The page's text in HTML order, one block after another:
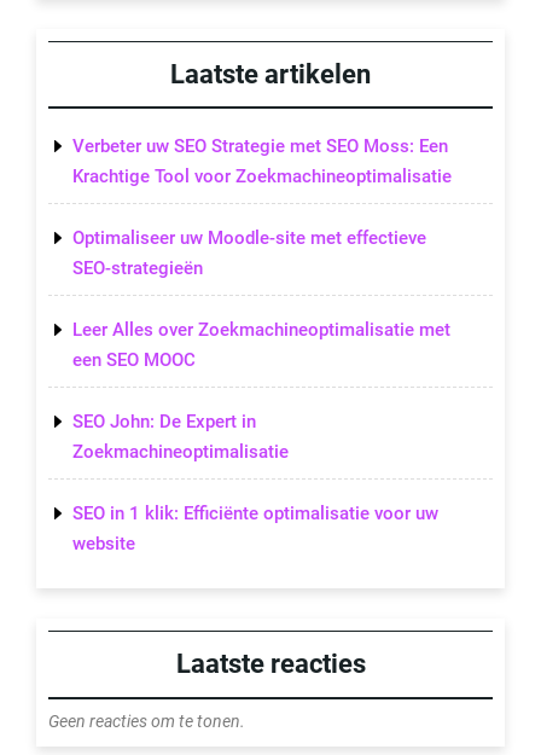
Laatste artikelen
Verbeter uw SEO Strategie met SEO Moss: Een
Krachtige Tool voor Zoekmachineoptimalisatie
Optimaliseer uw Moodle-site met effectieve
SEO-strategieën
Leer Alles over Zoekmachineoptimalisatie met
een SEO MOOC
SEO John: De Expert in
Zoekmachineoptimalisatie
SEO in 1 klik: Efficiënte optimalisatie voor uw
website
Laatste reacties
Geen reacties om te tonen.